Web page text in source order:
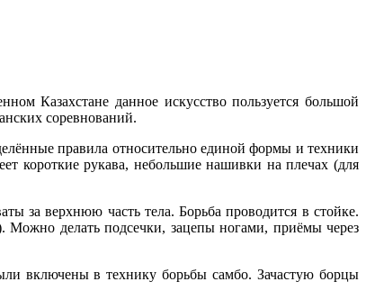
Казахстане данное искусство пользуется большой
соревнований.
правила относительно единой формы и техники
короткие рукава, небольшие нашивки на плечах (для
за верхнюю часть тела. Борьба проводится в стойке.
делать подсечки, зацепы ногами, приёмы через
включены в технику борьбы самбо. Зачастую борцы